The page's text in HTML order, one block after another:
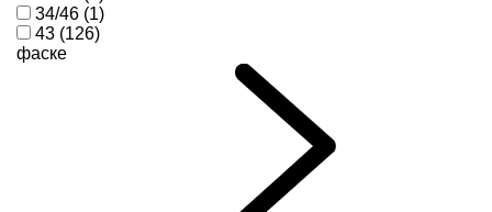
34/46 (1)
43 (126)
фаске